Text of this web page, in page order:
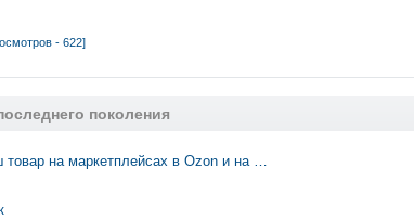
- 622]
поколения
тoвaр на маркетплейсах в Ozon и на …